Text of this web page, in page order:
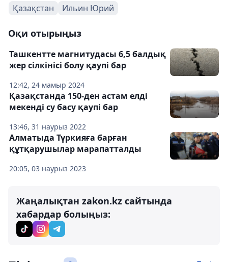
Қазақстан Ильин Юрий
Оқи отырыңыз
12:42, 24 мамыр 2024
Ташкентте магнитудасы 6,5 балдық
жер сілкінісі болу қаупі бар
13:46, 31 наурыз 2022
Қазақстанда 150-ден астам елді
мекенді су басу қаупі бар
20:05, 03 наурыз 2023
Алматыда Түркияға барған
құтқарушылар марапатталды
Жаңалықтан zakon.kz сайтында
хабардар болыңыз: